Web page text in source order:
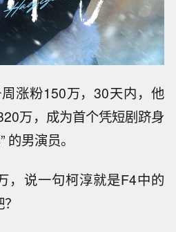
涨粉150万，30天内，他
万，成为首个凭短剧跻身
的男演员。
，说一句柯淳就是F4中的